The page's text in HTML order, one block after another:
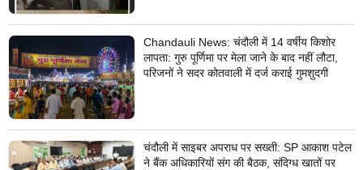
Chandauli News: चंदौली में 14 वर्षीय किशोर
लापता: गुरु पूर्णिमा पर मेला जाने के बाद नहीं लौटा,
परिजनों ने सदर कोतवाली में दर्ज कराई गुमशुदगी
चंदौली में साइबर अपराध पर सख्ती: SP आकाश पटेल
ने बैंक अधिकारियों संग की बैठक, संदिग्ध खातों पर